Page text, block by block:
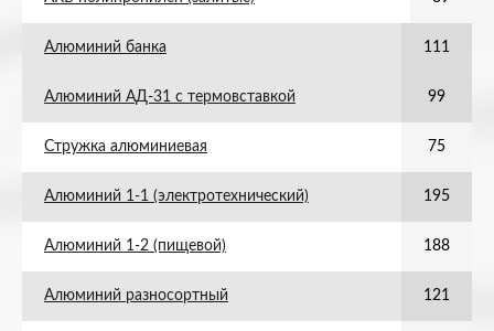
Алюминий банка 111
Алюминий АД-31 с термовставкой 99
Стружка алюминиевая 75
Алюминий 1-1 (электротехнический) 195
Алюминий 1-2 (пищевой) 188
Алюминий разносортный 121